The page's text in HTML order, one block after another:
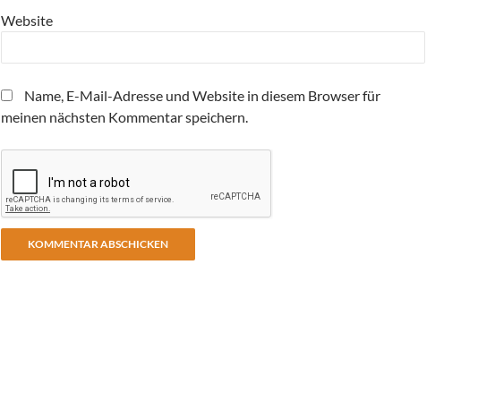
Website
Name, E-Mail-Adresse und Website in diesem Browser für
meinen nächsten Kommentar speichern.